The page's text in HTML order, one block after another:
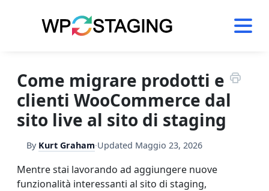
Come migrare prodotti e
clienti WooCommerce dal
sito live al sito di staging
By Kurt Graham·Updated Maggio 23, 2026
Mentre stai lavorando ad aggiungere nuove
funzionalità interessanti al sito di staging,